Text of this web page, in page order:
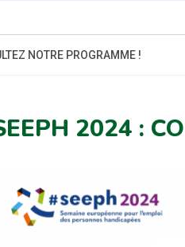
NOTRE PROGRAMME !
2024 :